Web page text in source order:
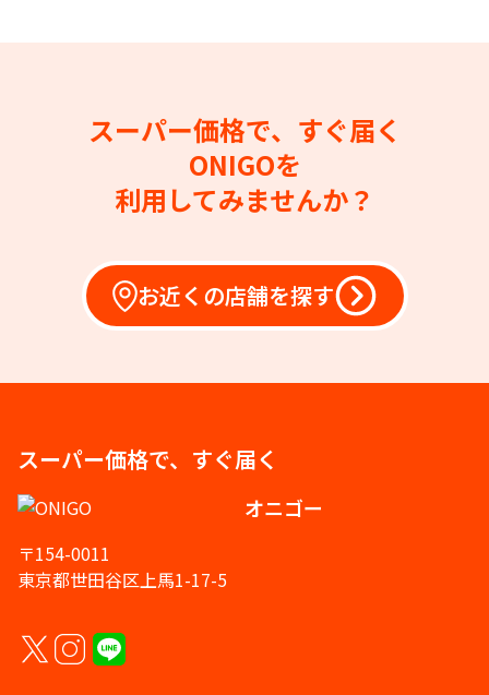
スーパー価格で、すぐ届く
ONIGOを
利用してみませんか？
お近くの店舗を探す
スーパー価格で、すぐ届く
オニゴー
〒154-0011
東京都世田谷区上馬1-17-5